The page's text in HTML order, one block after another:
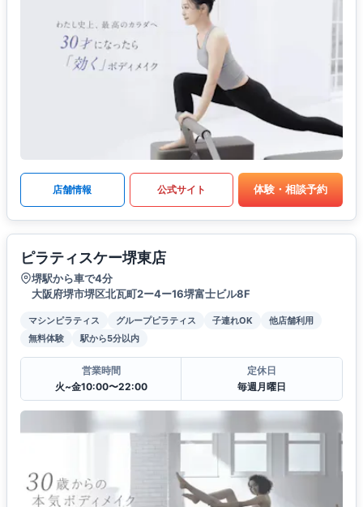
店舗情報 公式サイト 体験・相談予約
ピラティスケー堺東店
堺駅から車で4分
大阪府堺市堺区北瓦町2ー4ー16堺富士ビル8F
マシンピラティス グループピラティス 子連れOK
他店舗利用
無料体験
駅から5分以内
営業時間
火~金10:00〜22:00
定休日
毎週月曜日